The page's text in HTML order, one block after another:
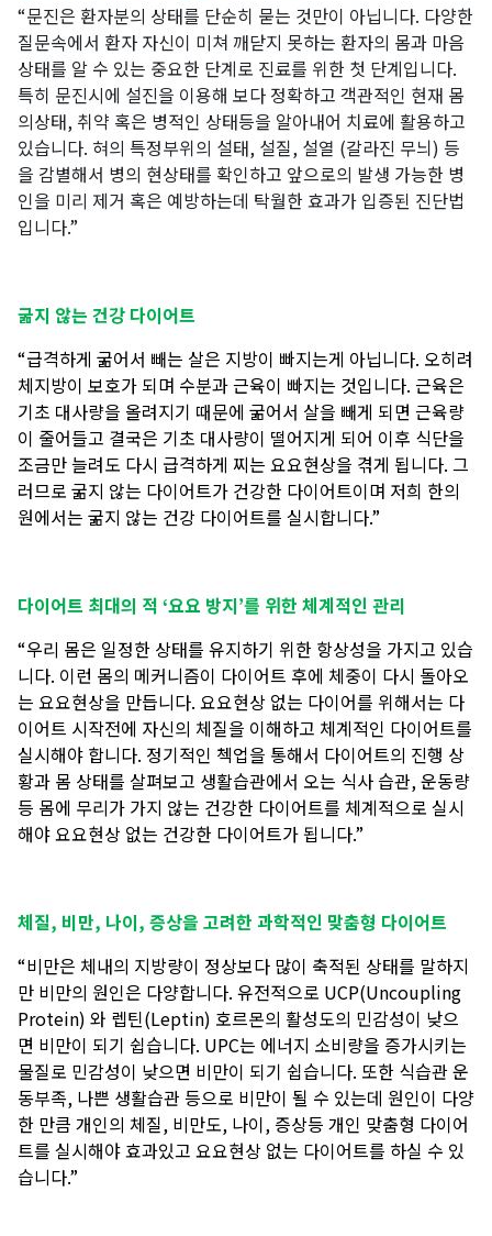
“문진은 환자분의 상태를 단순히 묻는 것만이 아닙니다. 다양한
질문속에서 환자 자신이 미쳐 깨닫지 못하는 환자의 몸과 마음
상태를 알 수 있는 중요한 단계로 진료를 위한 첫 단계입니다.
특히 문진시에 설진을 이용해 보다 정확하고 객관적인 현재 몸
의상태, 취약 혹은 병적인 상태등을 알아내어 치료에 활용하고
있습니다. 혀의 특정부위의 설태, 설질, 설열 (갈라진 무늬) 등
을 감별해서 병의 현상태를 확인하고 앞으로의 발생 가능한 병
인을 미리 제거 혹은 예방하는데 탁월한 효과가 입증된 진단법
입니다.”
굶지 않는 건강 다이어트
“급격하게 굶어서 빼는 살은 지방이 빠지는게 아닙니다. 오히려
체지방이 보호가 되며 수분과 근육이 빠지는 것입니다. 근육은
기초 대사량을 올려지기 때문에 굶어서 살을 빼게 되면 근육량
이 줄어들고 결국은 기초 대사량이 떨어지게 되어 이후 식단을
조금만 늘려도 다시 급격하게 찌는 요요현상을 겪게 됩니다. 그
러므로 굶지 않는 다이어트가 건강한 다이어트이며 저희 한의
원에서는 굶지 않는 건강 다이어트를 실시합니다.”
다이어트 최대의 적 ‘요요 방지’를 위한 체계적인 관리
“우리 몸은 일정한 상태를 유지하기 위한 항상성을 가지고 있습
니다. 이런 몸의 메커니즘이 다이어트 후에 체중이 다시 돌아오
는 요요현상을 만듭니다. 요요현상 없는 다이어를 위해서는 다
이어트 시작전에 자신의 체질을 이해하고 체계적인 다이어트를
실시해야 합니다. 정기적인 첵업을 통해서 다이어트의 진행 상
황과 몸 상태를 살펴보고 생활습관에서 오는 식사 습관, 운동량
등 몸에 무리가 가지 않는 건강한 다이어트를 체계적으로 실시
해야 요요현상 없는 건강한 다이어트가 됩니다.”
체질, 비만, 나이, 증상을 고려한 과학적인 맞춤형 다이어트
“비만은 체내의 지방량이 정상보다 많이 축적된 상태를 말하지
만 비만의 원인은 다양합니다. 유전적으로 UCP(Uncoupling
Protein) 와 렙틴(Leptin) 호르몬의 활성도의 민감성이 낮으
면 비만이 되기 쉽습니다. UPC는 에너지 소비량을 증가시키는
물질로 민감성이 낮으면 비만이 되기 쉽습니다. 또한 식습관 운
동부족, 나쁜 생활습관 등으로 비만이 될 수 있는데 원인이 다양
한 만큼 개인의 체질, 비만도, 나이, 증상등 개인 맞춤형 다이어
트를 실시해야 효과있고 요요현상 없는 다이어트를 하실 수 있
습니다.”